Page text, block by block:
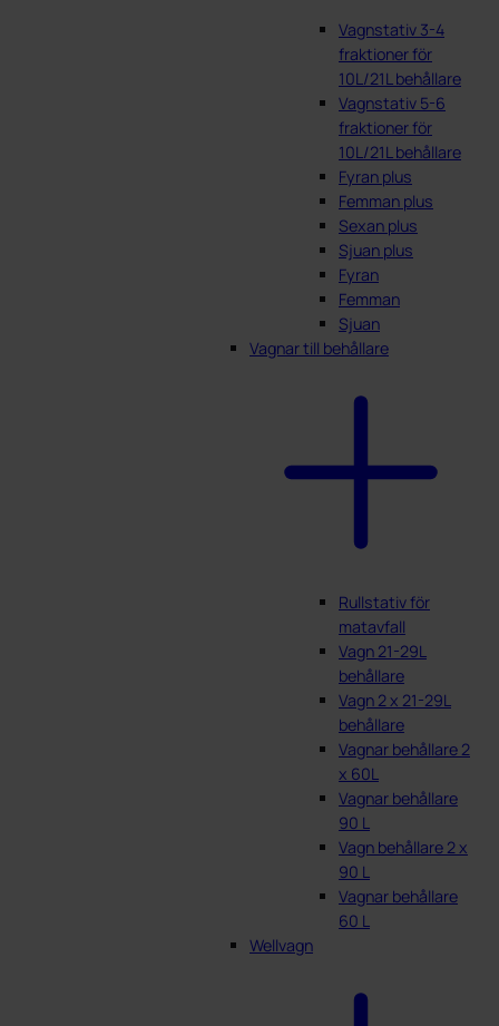
Vagnstativ 3-4
fraktioner för
10L/21L behållare
Vagnstativ 5-6
fraktioner för
10L/21L behållare
Fyran plus
Femman plus
Sexan plus
Sjuan plus
Fyran
Femman
Sjuan
Vagnar till behållare
Rullstativ för
matavfall
Vagn 21-29L
behållare
Vagn 2 x 21-29L
behållare
Vagnar behållare 2
x 60L
Vagnar behållare
90 L
Vagn behållare 2 x
90 L
Vagnar behållare
60 L
Wellvagn